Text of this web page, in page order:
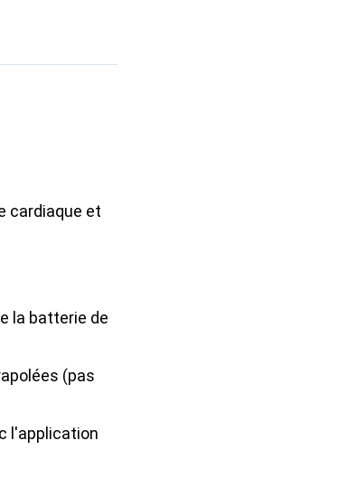
cardiaque et
la batterie de
(pas
l'application